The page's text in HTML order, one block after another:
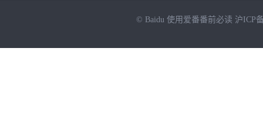
© Baidu 使用爱番番前必读 沪ICP